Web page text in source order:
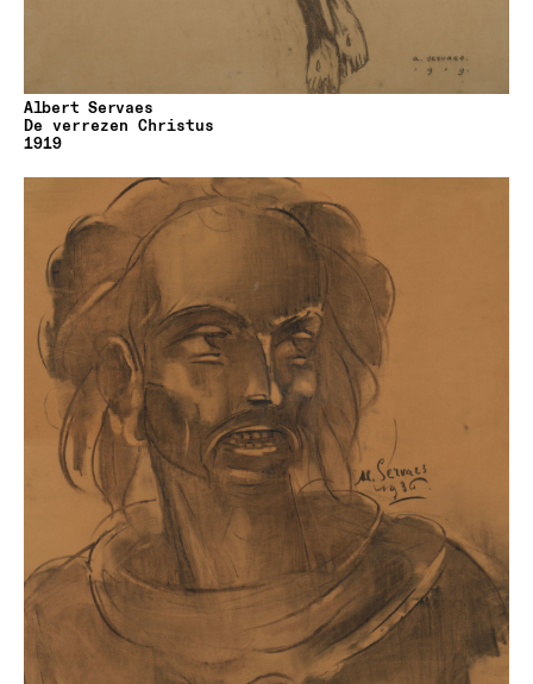
Albert Servaes
De verrezen Christus
1919